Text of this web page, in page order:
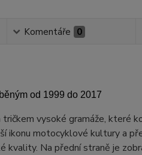
Komentáře 0
od 1999 do 2017
vysoké gramáže, které
motocyklové kultury a
Na přední straně je